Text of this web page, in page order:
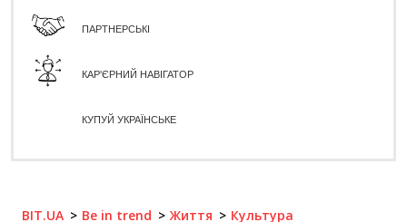
ПАРТНЕРСЬКІ
КАР'ЄРНИЙ НАВІГАТОР
КУПУЙ УКРАЇНСЬКЕ
BIT.UA Be in trend Життя Культура